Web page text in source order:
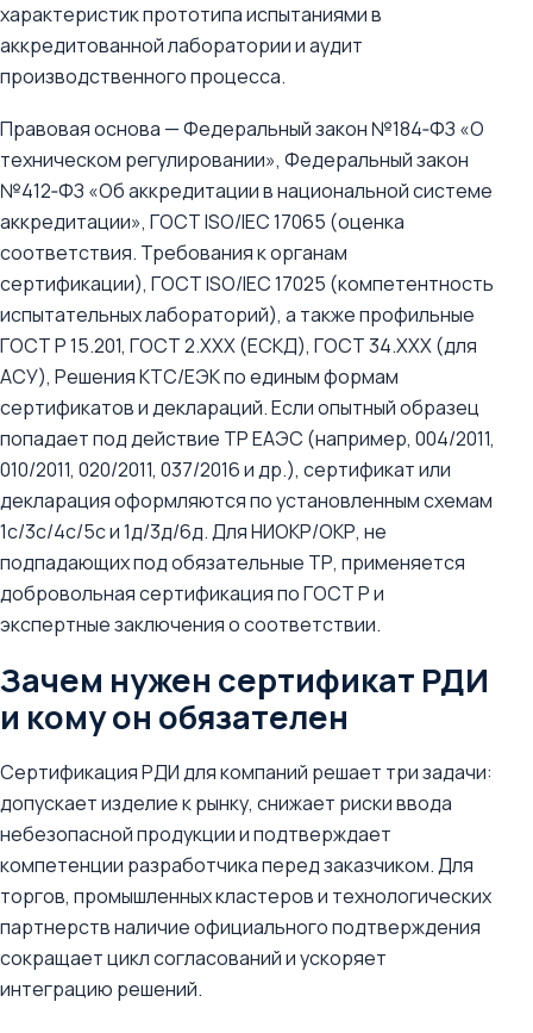
характеристик прототипа испытаниями в
аккредитованной лаборатории и аудит
производственного процесса.
Правовая основа — Федеральный закон №184‑ФЗ «О
техническом регулировании», Федеральный закон
№412‑ФЗ «Об аккредитации в национальной системе
аккредитации», ГОСТ ISO/IEC 17065 (оценка
соответствия. Требования к органам
сертификации), ГОСТ ISO/IEC 17025 (компетентность
испытательных лабораторий), а также профильные
ГОСТ Р 15.201, ГОСТ 2.XXX (ЕСКД), ГОСТ 34.XXX (для
АСУ), Решения КТС/ЕЭК по единым формам
сертификатов и деклараций. Если опытный образец
попадает под действие ТР ЕАЭС (например, 004/2011,
010/2011, 020/2011, 037/2016 и др.), сертификат или
декларация оформляются по установленным схемам
1с/3с/4с/5с и 1д/3д/6д. Для НИОКР/ОКР, не
подпадающих под обязательные ТР, применяется
добровольная сертификация по ГОСТ Р и
экспертные заключения о соответствии.
Зачем нужен сертификат РДИ
и кому он обязателен
Сертификация РДИ для компаний решает три задачи:
допускает изделие к рынку, снижает риски ввода
небезопасной продукции и подтверждает
компетенции разработчика перед заказчиком. Для
торгов, промышленных кластеров и технологических
партнерств наличие официального подтверждения
сокращает цикл согласований и ускоряет
интеграцию решений.